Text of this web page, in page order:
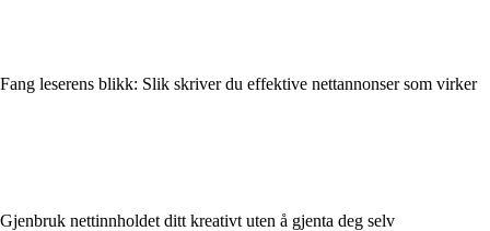
Fang leserens blikk: Slik skriver du effektive nettannonser som virker
Gjenbruk nettinnholdet ditt kreativt uten å gjenta deg selv